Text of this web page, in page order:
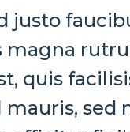
justo
magna
quis
sed